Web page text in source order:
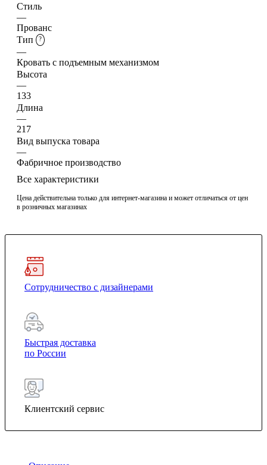
Стиль
—
Прованс
Тип
?
—
Кровать с подъемным механизмом
Высота
—
133
Длина
—
217
Вид выпуска товара
—
Фабричное производство
Все характеристики
Цена действительна только для интернет-магазина и может отличаться от цен
в розничных магазинах
Сотрудничество с дизайнерами
Быстрая доставка
по России
Клиентский сервис